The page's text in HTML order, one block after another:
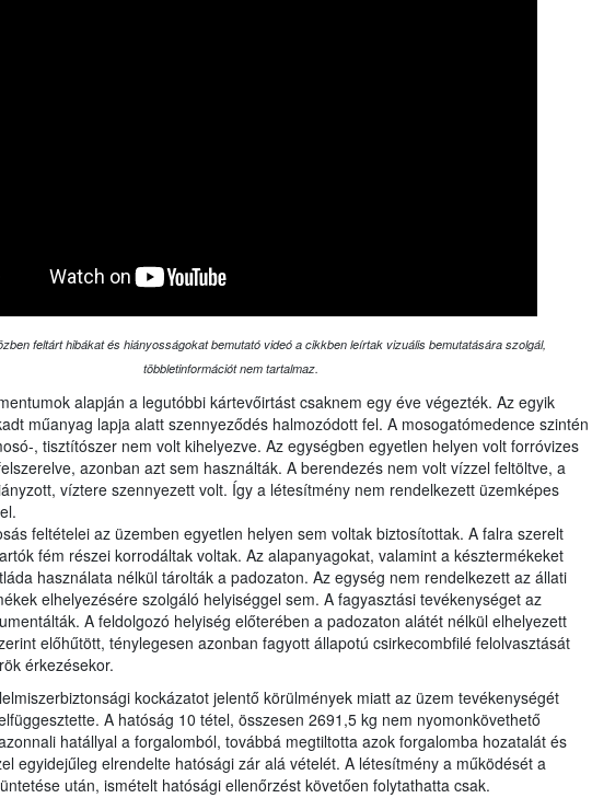
feltárt hibákat és hiányosságokat bemutató videó a cikkben leírtak vizuális bemutatására szolgál,
többletinformációt nem tartalmaz.
alapján a legutóbbi kártevőirtást csaknem egy éve végezték. Az egyik
műanyag lapja alatt szennyeződés halmozódott fel. A mosogatómedence szintén
, tisztítószer nem volt kihelyezve. Az egységben egyetlen helyen volt forróvizes
azonban azt sem használták. A berendezés nem volt vízzel feltöltve, a
víztere szennyezett volt. Így a létesítmény nem rendelkezett üzemképes
feltételei az üzemben egyetlen helyen sem voltak biztosítottak. A falra szerelt
fém részei korrodáltak voltak. Az alapanyagokat, valamint a késztermékeket
használata nélkül tárolták a padozaton. Az egység nem rendelkezett az állati
elhelyezésére szolgáló helyiséggel sem. A fagyasztási tevékenységet az
A feldolgozó helyiség előterében a padozaton alátét nélkül elhelyezett
előhűtött, ténylegesen azonban fagyott állapotú csirkecombfilé felolvasztását
érkezésekor.
kockázatot jelentő körülmények miatt az üzem tevékenységét
A hatóság 10 tétel, összesen 2691,5 kg nem nyomonkövethető
hatállyal a forgalomból, továbbá megtiltotta azok forgalomba hozatalát és
egyidejűleg elrendelte hatósági zár alá vételét. A létesítmény a működését a
után, ismételt hatósági ellenőrzést követően folytathatta csak.